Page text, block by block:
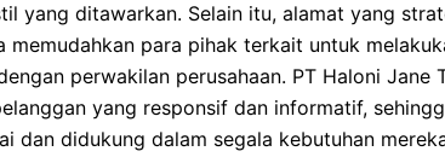
yang ditawarkan. Selain itu, alamat yang
memudahkan para pihak terkait untuk
perwakilan perusahaan. PT Haloni Jane
yang responsif dan informatif,
dan didukung dalam segala kebutuhan